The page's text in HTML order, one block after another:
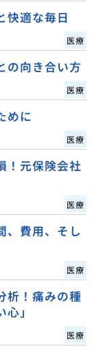
快適な毎日
医療
の向き合い方
医療
めに
医療
！元保険会社
医療
、費用、そし
医療
析！痛みの種
」
医療